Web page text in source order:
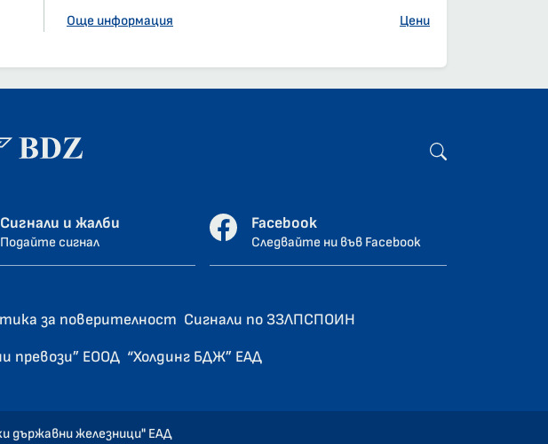
Още информация Цени
Сигнали и жалби
Подайте сигнал
Facebook
Следвайте ни във Facebook
за поверителност Сигнали по ЗЗЛПСПОИН
превози” ЕООД “Холдинг БДЖ” ЕАД
държавни железници" ЕАД